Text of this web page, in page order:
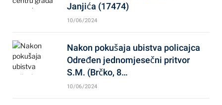
Janjića (17474)
10/06/2024
Nakon pokušaja ubistva policajca
Određen jednomjesečni pritvor
S.M. (Brčko, 8…
10/06/2024